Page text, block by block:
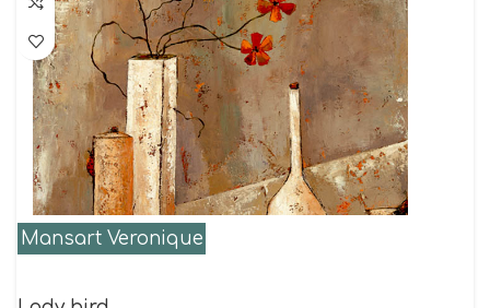
Mansart Veronique